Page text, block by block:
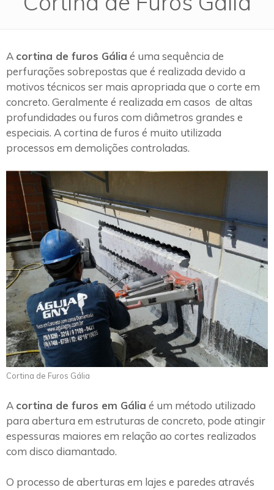
A cortina de furos Gália é uma sequência de
perfurações sobrepostas que é realizada devido a
motivos técnicos ser mais apropriada que o corte em
concreto. Geralmente é realizada em casos de altas
profundidades ou furos com diâmetros grandes e
especiais. A cortina de furos é muito utilizada
processos em demolições controladas.
Cortina de Furos Gália
A cortina de furos em Gália é um método utilizado
para abertura em estruturas de concreto, pode atingir
espessuras maiores em relação ao cortes realizados
com disco diamantado.
O processo de aberturas em lajes e paredes através